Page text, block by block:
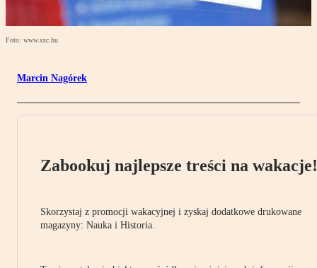
Foto: www.sxc.hu
Marcin Nagórek
Zabookuj najlepsze treści na wakacje!
Skorzystaj z promocji wakacyjnej i zyskaj dodatkowe drukowane
magazyny: Nauka i Historia.